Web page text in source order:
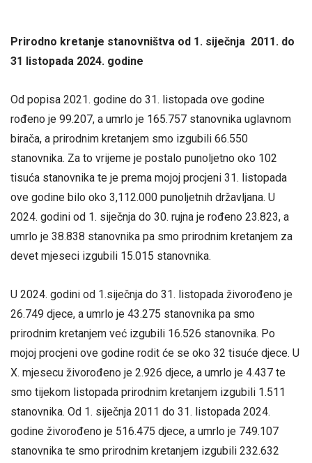
Prirodno kretanje stanovništva od 1. siječnja 2011. do
31 listopada 2024. godine
Od popisa 2021. godine do 31. listopada ove godine
rođeno je 99.207, a umrlo je 165.757 stanovnika uglavnom
birača, a prirodnim kretanjem smo izgubili 66.550
stanovnika. Za to vrijeme je postalo punoljetno oko 102
tisuća stanovnika te je prema mojoj procjeni 31. listopada
ove godine bilo oko 3,112.000 punoljetnih državljana. U
2024. godini od 1. siječnja do 30. rujna je rođeno 23.823, a
umrlo je 38.838 stanovnika pa smo prirodnim kretanjem za
devet mjeseci izgubili 15.015 stanovnika.
U 2024. godini od 1.siječnja do 31. listopada živorođeno je
26.749 djece, a umrlo je 43.275 stanovnika pa smo
prirodnim kretanjem već izgubili 16.526 stanovnika. Po
mojoj procjeni ove godine rodit će se oko 32 tisuće djece. U
X. mjesecu živorođeno je 2.926 djece, a umrlo je 4.437 te
smo tijekom listopada prirodnim kretanjem izgubili 1.511
stanovnika. Od 1. siječnja 2011 do 31. listopada 2024.
godine živorođeno je 516.475 djece, a umrlo je 749.107
stanovnika te smo prirodnim kretanjem izgubili 232.632